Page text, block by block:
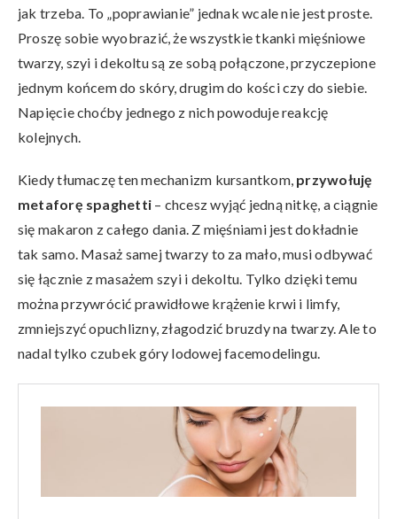
jak trzeba. To „poprawianie” jednak wcale nie jest proste.
Proszę sobie wyobrazić, że wszystkie tkanki mięśniowe
twarzy, szyi i dekoltu są ze sobą połączone, przyczepione
jednym końcem do skóry, drugim do kości czy do siebie.
Napięcie choćby jednego z nich powoduje reakcję
kolejnych.
Kiedy tłumaczę ten mechanizm kursantkom, przywołuję
metaforę spaghetti – chcesz wyjąć jedną nitkę, a ciągnie
się makaron z całego dania. Z mięśniami jest dokładnie
tak samo. Masaż samej twarzy to za mało, musi odbywać
się łącznie z masażem szyi i dekoltu. Tylko dzięki temu
można przywrócić prawidłowe krążenie krwi i limfy,
zmniejszyć opuchlizny, złagodzić bruzdy na twarzy. Ale to
nadal tylko czubek góry lodowej facemodelingu.